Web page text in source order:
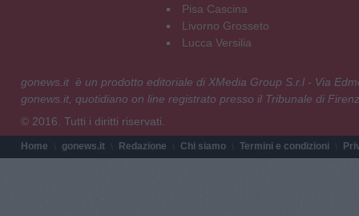
Pisa Cascina
Livorno Grosseto
Lucca Versilia
gonews.it è un prodotto editoriale di XMedia Group S.r.l - Via
gonews.it, quotidiano on line registrato presso il Tribunale di
© 2016. Tutti i diritti riservati.
Home gonews.it Redazione Chi siamo Termini e condizioni